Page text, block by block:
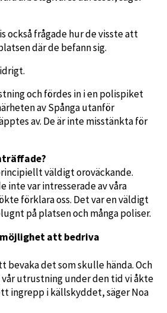
också frågade hur de visste att
där de befann sig.
och fördes in i en polispiket
av Spånga utanför
av. De är inte misstänkta för
väldigt oroväckande.
inte var intresserade av våra
förklara oss. Det var en väldigt
på platsen och många poliser.
att bedriva
bevaka det som skulle hända. Och
utrustning under den tid vi åkte
ingrepp i källskyddet, säger Noa